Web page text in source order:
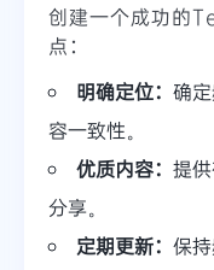
创建一个成功的
点：
明确定位： 确
容一致性。
优质内容： 提
分享。
定期更新： 保